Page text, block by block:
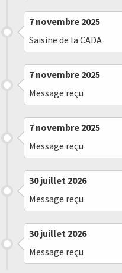
7 novembre 2025
Saisine de la CADA
7 novembre 2025
Message reçu
7 novembre 2025
Message reçu
30 juillet 2026
Message reçu
30 juillet 2026
Message reçu